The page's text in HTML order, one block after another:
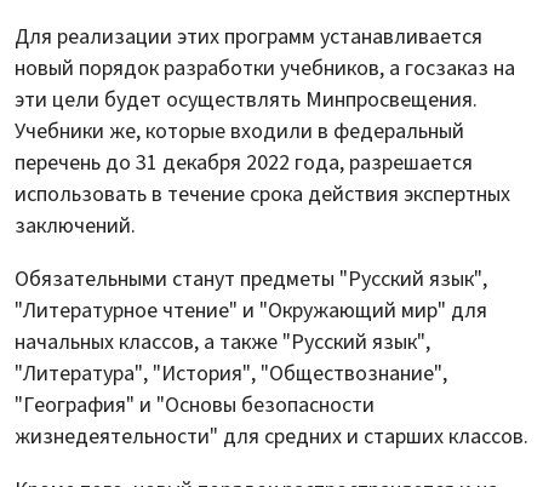
Для реализации этих программ устанавливается
новый порядок разработки учебников, а госзаказ на
эти цели будет осуществлять Минпросвещения.
Учебники же, которые входили в федеральный
перечень до 31 декабря 2022 года, разрешается
использовать в течение срока действия экспертных
заключений.
Обязательными станут предметы "Русский язык",
"Литературное чтение" и "Окружающий мир" для
начальных классов, а также "Русский язык",
"Литература", "История", "Обществознание",
"География" и "Основы безопасности
жизнедеятельности" для средних и старших классов.